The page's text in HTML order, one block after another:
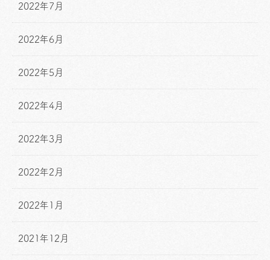
2022年7月
2022年6月
2022年5月
2022年4月
2022年3月
2022年2月
2022年1月
2021年12月